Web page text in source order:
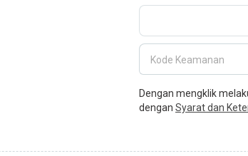
Kode Keamanan
Dengan mengklik
dengan Syarat dan